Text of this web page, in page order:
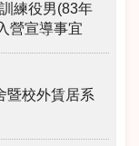
練役男(83年
營宣導事宜
暨校外賃居系